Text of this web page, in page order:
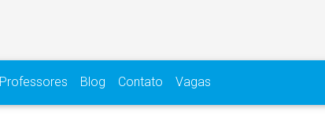
Professores Blog Contato Vagas